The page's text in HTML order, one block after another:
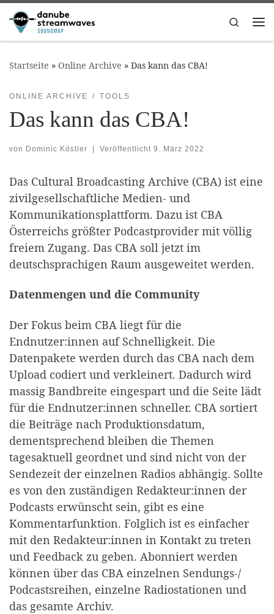
Zum Inhalt springen
Search
Startseite » Online Archive » Das kann das CBA!
ONLINE ARCHIVE TOOLS
Das kann das CBA!
von Dominic Köstler | Veröffentlicht 9. März 2022
Das Cultural Broadcasting Archive (CBA) ist eine
zivilgesellschaftliche Medien- und
Kommunikationsplattform. Dazu ist CBA
Österreichs größter Podcastprovider mit völlig
freiem Zugang. Das CBA soll jetzt im
deutschsprachigen Raum ausgeweitet werden.
Datenmengen und die Community
Der Fokus beim CBA liegt für die
Endnutzer:innen auf Schnelligkeit. Die
Datenpakete werden durch das CBA nach dem
Upload codiert und verkleinert. Dadurch wird
massig Bandbreite eingespart und die Seite lädt
für die Endnutzer:innen schneller. CBA sortiert
die Beiträge nach Produktionsdatum,
dementsprechend bleiben die Themen
tagesaktuell geordnet und sind nicht von der
Sendezeit der einzelnen Radios abhängig. Sollte
es von den zuständigen Redakteur:innen der
Podcasts erwünscht sein, gibt es eine
Kommentarfunktion. Folglich ist es einfacher
mit den Redakteur:innen in Kontakt zu treten
und Feedback zu geben. Abonniert werden
können über das CBA einzelnen Sendungs-/
Podcastsreihen, einzelne Radiostationen und
das gesamte Archiv.